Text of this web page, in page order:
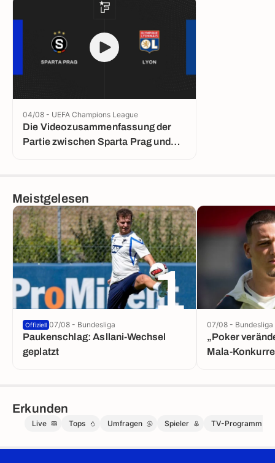
Die Videozusammenfassung der
Partie zwischen Sparta Prag und
04/08 - UEFA Champions League
Meistgelesen
1
Paukenschlag: Asllani-Wechsel
geplatzt
Offiziell 07/08 - Bundesliga
„Poker
Mala-
07/08 - Bundesliga
Erkunden
Live Tops Umfragen Spieler TV-Programm